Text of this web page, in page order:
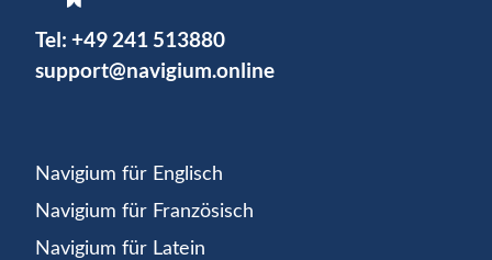
Tel: +49 241 513880
support@navigium.online
Navigium für Englisch
Navigium für Französisch
Navigium für Latein